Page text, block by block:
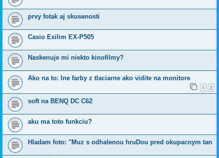
prvy fotak aj skusenosti
Casio Exilim EX-P505
Naskenuje mi niekto kinofilmy?
Ako na to: Ine farby z tlaciarne ako vidite na monitore
1 2
soft na BENQ DC C62
aku ma toto funkciu?
Hladam foto: "Muz s odhalenou hruDou pred okupacnym tan